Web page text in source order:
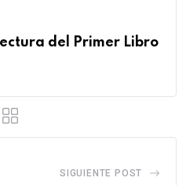
del Primer Libro
SIGUIENTE POST